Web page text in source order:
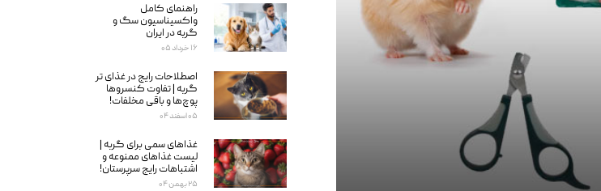
راهنمای کامل
واکسیناسیون سگ و
گربه در ایران
۱۶ خرداد ۰۵
اصطلاحات رایج در غذای تر
گربه | تفاوت کنسروها
پوچ‌ها و باقی مخلفات!
۰۵ اسفند ۰۴
غذاهای سمی برای گربه‌ |
لیست غذاهای ممنوعه و
اشتباهات رایج سرپرستان!
۲۵ بهمن ۰۴